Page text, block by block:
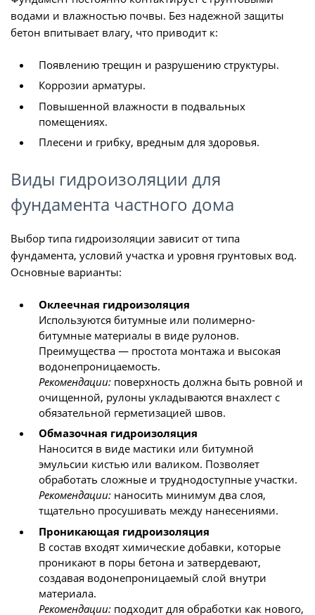
водами и влажностью почвы. Без надежной защиты
бетон впитывает влагу, что приводит к:
Появлению трещин и разрушению структуры.
Коррозии арматуры.
Повышенной влажности в подвальных
помещениях.
Плесени и грибку, вредным для здоровья.
Виды гидроизоляции для
фундамента частного дома
Выбор типа гидроизоляции зависит от типа
фундамента, условий участка и уровня грунтовых вод.
Основные варианты:
Оклеечная гидроизоляция
Используются битумные или полимерно-
битумные материалы в виде рулонов.
Преимущества — простота монтажа и высокая
водонепроницаемость.
Рекомендации: поверхность должна быть ровной и
очищенной, рулоны укладываются внахлест с
обязательной герметизацией швов.
Обмазочная гидроизоляция
Наносится в виде мастики или битумной
эмульсии кистью или валиком. Позволяет
обработать сложные и труднодоступные участки.
Рекомендации: наносить минимум два слоя,
тщательно просушивать между нанесениями.
Проникающая гидроизоляция
В состав входят химические добавки, которые
проникают в поры бетона и затвердевают,
создавая водонепроницаемый слой внутри
материала.
Рекомендации: подходит для обработки как нового,